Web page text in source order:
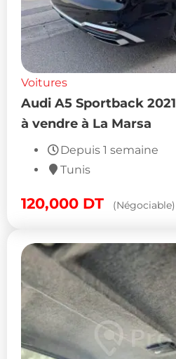
Voitures
Audi A5 Sportback
à vendre à La Marsa
Depuis 1 semaine
Tunis
120,000 DT (Négociable)